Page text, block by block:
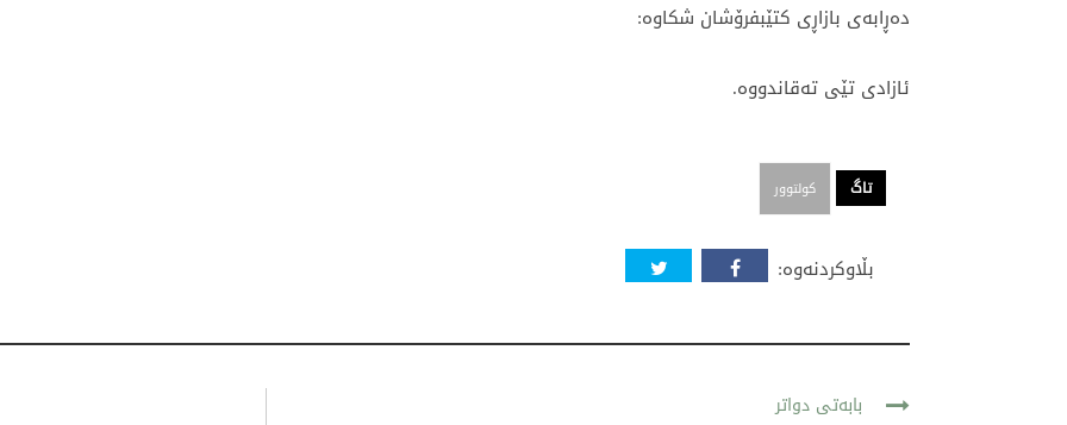
دەڕابەی بازاڕی کتێبفرۆشان شکاوە:
ئازادی تێی تەقاندووە.
تاگ کولتوور
بڵاوکردنەوە:
بابەتی دواتر